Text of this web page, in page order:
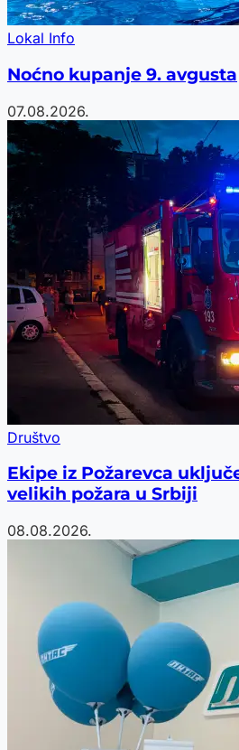
Lokal Info
Noćno kupanje 9. avgusta
07.08.2026.
Društvo
Ekipe iz Požarevca
velikih požara u Srbiji
08.08.2026.